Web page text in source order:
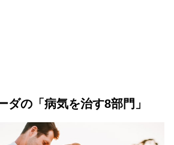
ダの「病気を治す8部門」